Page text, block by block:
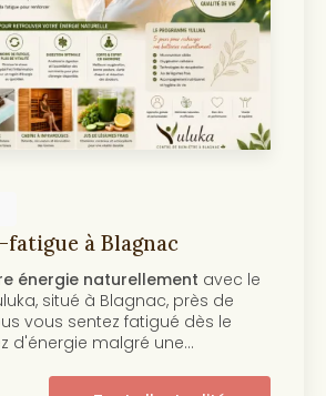
Centre anti-âge et
Toulouse
Découvrez notre
beauté de la peau Au
centre Yuluka vous
pleine de…